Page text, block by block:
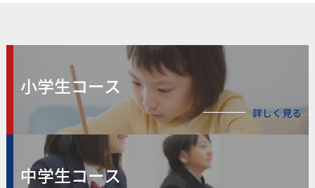
小学生コース
詳しく見る
中学生コース